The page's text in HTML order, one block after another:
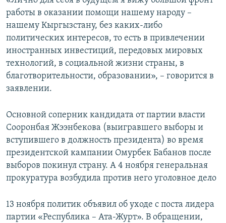
работы в оказании помощи нашему народу –
нашему Кыргызстану, без каких-либо
политических интересов, то есть в привлечении
иностранных инвестиций, передовых мировых
технологий, в социальной жизни страны, в
благотворительности, образовании», – говорится в
заявлении.
Основной соперник кандидата от партии власти
Сооронбая Жээнбекова (выигравшего выборы и
вступившего в должность президента) во время
президентской кампании Омурбек Бабанов после
выборов покинул страну. А 4 ноября генеральная
прокуратура возбудила против него уголовное дело
13 ноября политик объявил об уходе с поста лидера
партии «Республика – Ата-Журт». В обращении,